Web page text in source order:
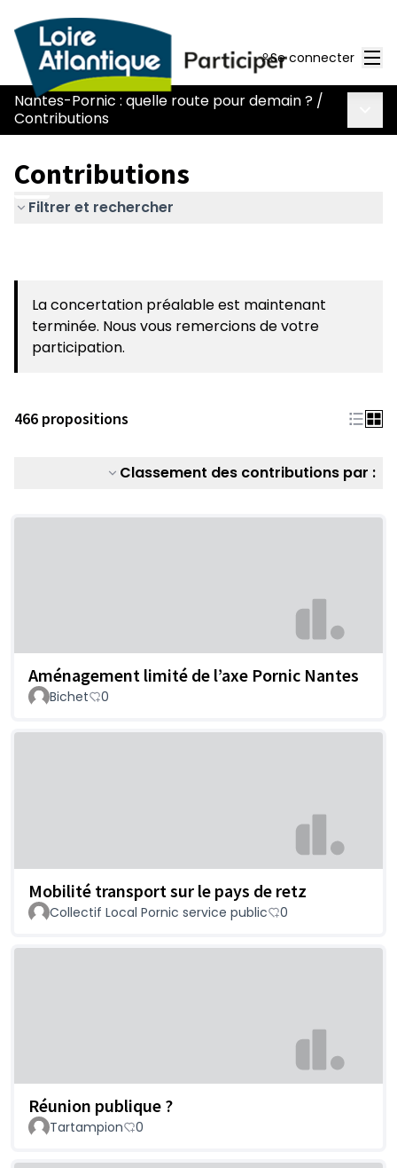
Se connecter
Nantes-Pornic : quelle route pour demain ? /
Contributions
Contributions
Filtrer et rechercher
La concertation préalable est maintenant
terminée. Nous vous remercions de votre
participation.
466 propositions
Classement des contributions par :
Aménagement limité de l’axe Pornic Nantes
Bichet 0
Mobilité transport sur le pays de retz
Collectif Local Pornic service public 0
Réunion publique ?
Tartampion 0